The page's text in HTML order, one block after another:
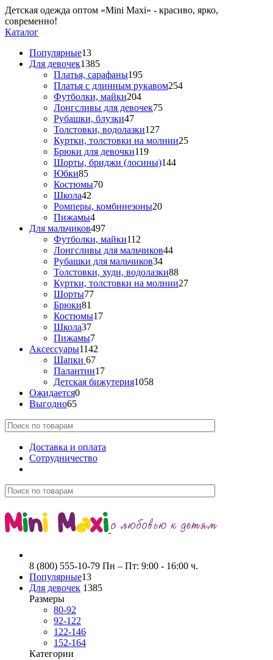
Детская одежда оптом «Mini Maxi» - красиво, ярко,
современно!
Каталог
Популярные13
Для девочек1385
Платья, сарафаны195
Платья с длинным рукавом254
Футболки, майки204
Лонгсливы для девочек75
Рубашки, блузки47
Толстовки, водолазки127
Куртки, толстовки на молнии25
Брюки для девочки119
Шорты, бриджи (лосины)144
Юбки85
Костюмы70
Школа42
Ромперы, комбинезоны20
Пижамы4
Для мальчиков497
Футболки, майки112
Лонгсливы для мальчиков44
Рубашки для мальчиков34
Толстовки, худи, водолазки88
Куртки, толстовки на молнии27
Шорты77
Брюки81
Костюмы17
Школа37
Пижамы7
Аксессуары1142
Шапки 67
Палантин17
Детская бижутерия1058
Ожидается0
Выгодно65
Доставка и оплата
Сотрудничество
8 (800) 555-10-79 Пн – Пт: 9:00 - 16:00 ч.
Популярные13
Для девочек 1385
Размеры
80-92
92-122
122-146
152-164
Категории